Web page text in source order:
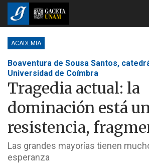
ACADEMIA
Boaventura de Sousa Santos,
Universidad de Coímbra
Tragedia actual: la
dominación está
resistencia,
Las grandes mayorías tienen
esperanza